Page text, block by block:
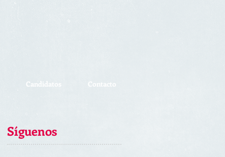
Candidatos Contacto
Síguenos